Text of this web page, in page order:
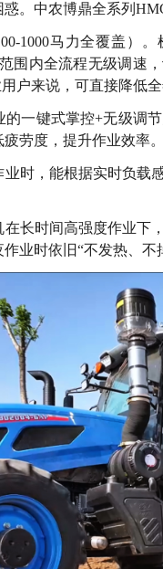
。中农博鼎全系列
1000马力全覆盖）
围内全流程无级调速
户来说，可直接降低
的一键式掌控+无级调
劳度，提升作业效率。
时，能根据实时负载
长时间高强度作业下
业时依旧“不发热、不